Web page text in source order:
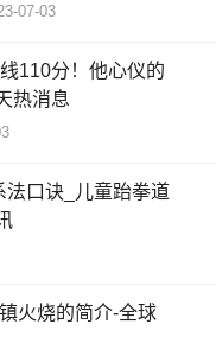
07-03
110分！他心仪的
热消息
法口诀_儿童跆拳道
火烧的简介-全球